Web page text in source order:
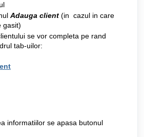
Adauga client (in cazul in care
gasit)
se vor completa pe rand
tab-uilor:
informatiilor se apasa butonul